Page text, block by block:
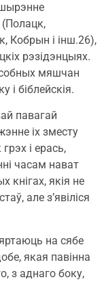
(Полацк,
Кобрын і інш.26),
рэзідэнцыях.
мяшчан
і біблейскія.
павагай
іх зместу
і ерась,
часам нават
кнігах, якія не
але з’явіліся
на сябе
якая павінна
з аднаго боку,